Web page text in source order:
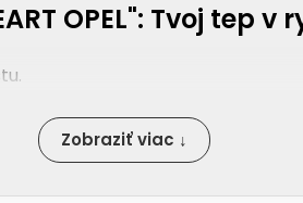
OPEL": Tvoj tep v
Zobraziť viac ↓